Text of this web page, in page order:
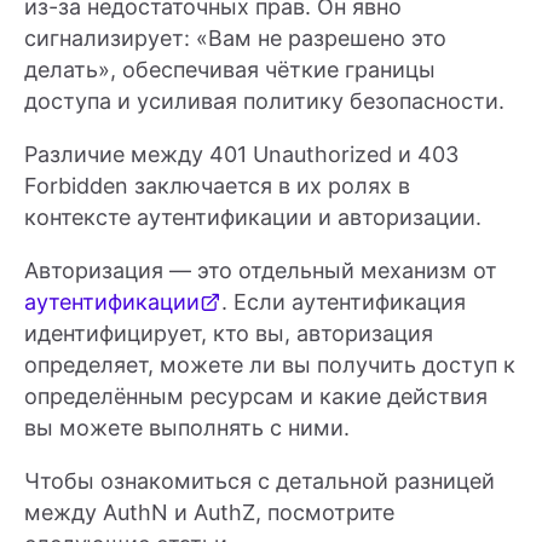
из-за недостаточных прав. Он явно
сигнализирует: «Вам не разрешено это
делать», обеспечивая чёткие границы
доступа и усиливая политику безопасности.
Различие между 401 Unauthorized и 403
Forbidden заключается в их ролях в
контексте аутентификации и авторизации.
Авторизация — это отдельный механизм от
аутентификации
. Если аутентификация
идентифицирует, кто вы, авторизация
определяет, можете ли вы получить доступ к
определённым ресурсам и какие действия
вы можете выполнять с ними.
Чтобы ознакомиться с детальной разницей
между AuthN и AuthZ, посмотрите